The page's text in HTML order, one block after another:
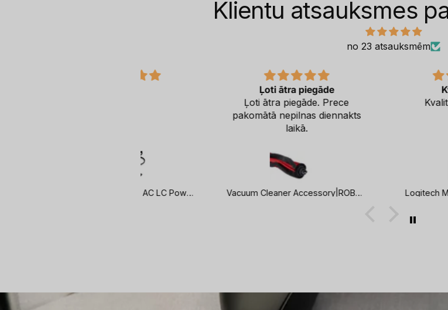
Klientu atsauksmes
no 23 atsauksmēm
Ļoti ātra piegāde
Ļoti ātra piegāde. Prece
pakomātā nepilnas diennakts
Vacuum Cleaner Accessory|ROBOROCK|Detachable Rubber Main Brush with Robust Synthetic Bristles|For Q8/Q8+/Q7 TF+/Q7 TF/Q7 BF+/Q7 BF|8.02.0446
Kvalitatīva piegāde
Logitech M705 (910-